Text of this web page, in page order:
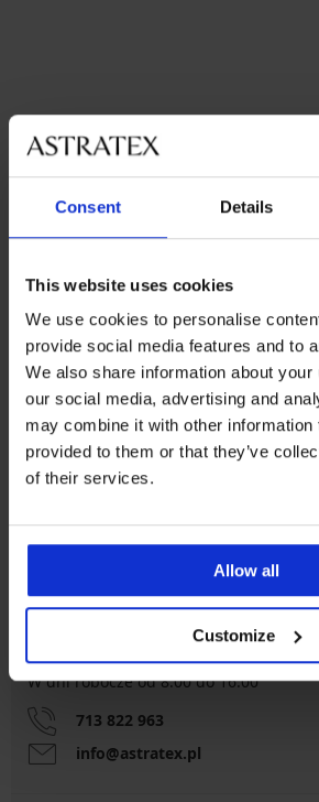
Consent Details
This website uses cookies
We use cookies to personalise
provide social media features and to
We also share information about
our social media, advertising and
may combine it with other information
provided to them or that they’ve
of their services.
Allow all
Customize
Najpopularniejsze marki
Julimex
Najczęściej wybierane kolory
biały
niebieski
Najczęściej wybierane rozmiary
uni
W dni robocze od 8.00 do 16.00
713 822 963
info@astratex.pl